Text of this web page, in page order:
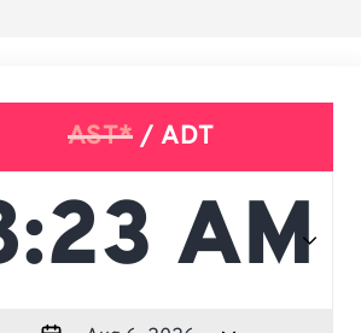
AST*/ ADT